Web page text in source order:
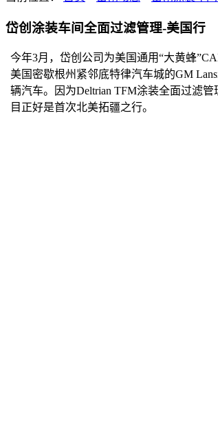
岱创涂装车间全面过滤管理-美国行
今年3月，岱创公司为美国通用“大黄蜂”
美国密歇根州紧邻底特律汽车城的GM
辆汽车。因为Deltrian TFM涂装全面过滤管
目正好是首次北美拓疆之行。